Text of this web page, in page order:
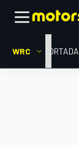
WRC PORTADA